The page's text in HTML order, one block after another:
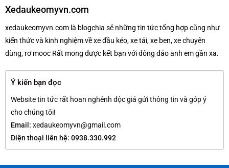
Xedaukeomyvn.com
xedaukeomyvn.com là blogchia sẻ những tin tức tổng hợp cũng như
kiến thức và kinh nghiệm về xe đầu kéo, xe tải, xe ben, xe chuyên
dùng, rơ mooc Rất mong được kết bạn với đông đảo anh em gần xa.
Ý kiến bạn đọc
Website tin tức rất hoan nghênh độc giả gửi thông tin và góp ý
cho chúng tôi!
Email: xedaukeomyvn@gmail.com
Điện thoại liên hệ: 0938.330.992